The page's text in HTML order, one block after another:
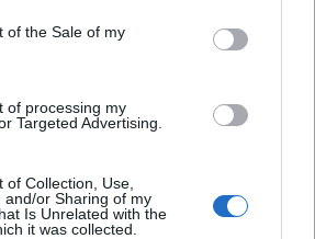
of the Sale of my
of processing my
Targeted Advertising.
of Collection, Use,
and/or Sharing of my
Is Unrelated with the
it was collected.
lösningar kan ni skapa ett
tidlöst och anpassningsbart. En idé kan
intressena förändras!
i gemensamma